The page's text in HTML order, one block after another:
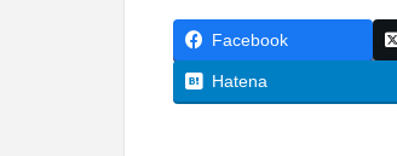
Facebook
Hatena